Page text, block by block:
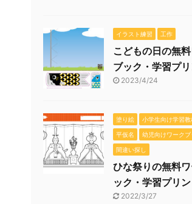
イラスト練習 工作
こどもの日の無
ブック・学習プリ
2023/4/24
塗り絵 小学生向け学習教
平仮名 幼児向けワークブ
間違い探し
ひな祭りの無料
ック・学習プリン
2022/3/27